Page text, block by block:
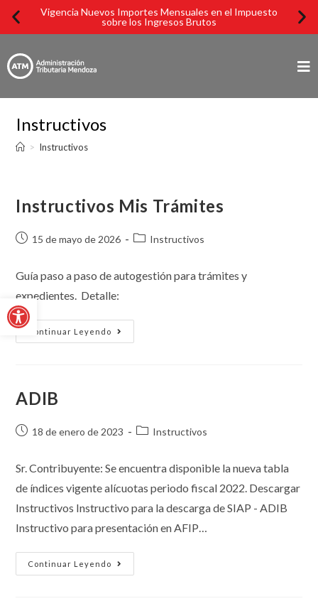
Vigencia Nuevos Importes Mensuales en el Impuesto
sobre los Ingresos Brutos
Instructivos
> Instructivos
Instructivos Mis Trámites
15 de mayo de 2026 Instructivos
Guía paso a paso de autogestión para trámites y
expedientes. Detalle:
Continuar Leyendo
ADIB
18 de enero de 2023 Instructivos
Sr. Contribuyente: Se encuentra disponible la nueva tabla
de índices vigente alícuotas periodo fiscal 2022. Descargar
Instructivos Instructivo para la descarga de SIAP - ADIB
Instructivo para presentación en AFIP…
Continuar Leyendo
Abrir barra de herramientas